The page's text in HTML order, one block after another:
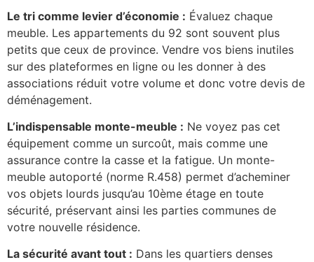
Le tri comme levier d’économie : Évaluez chaque
meuble. Les appartements du 92 sont souvent plus
petits que ceux de province. Vendre vos biens inutiles
sur des plateformes en ligne ou les donner à des
associations réduit votre volume et donc votre devis de
déménagement.
L’indispensable monte-meuble : Ne voyez pas cet
équipement comme un surcoût, mais comme une
assurance contre la casse et la fatigue. Un monte-
meuble autoporté (norme R.458) permet d’acheminer
vos objets lourds jusqu’au 10ème étage en toute
sécurité, préservant ainsi les parties communes de
votre nouvelle résidence.
La sécurité avant tout : Dans les quartiers denses